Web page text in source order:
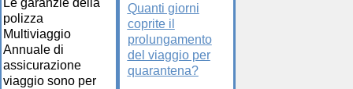
Le garanzie della
polizza
Multiviaggio
Annuale di
assicurazione
viaggio sono per
Quanti giorni
coprite il
prolungamento
del viaggio per
quarantena?